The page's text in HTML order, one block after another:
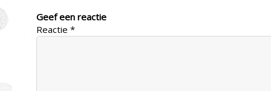
Geef een reactie
Reactie *